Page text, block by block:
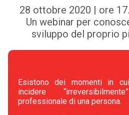
28 ottobre 2020 | ore
Un webinar per
sviluppo del proprio
Esistono dei momenti in
incidere
professionale di una persona.